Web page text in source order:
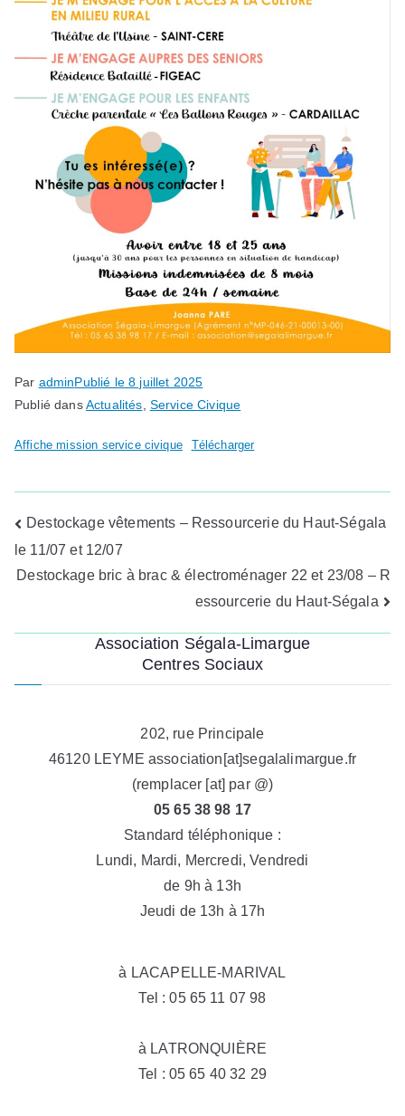
Par adminPublié le8 juillet 2025
Publié dansActualités Service Civique
Affiche mission service civique Télécharger
Navigation
de
Destockage vêtements – Ressourcerie du Haut-Ségala
le 11/07 et 12/07
Destockage bric à brac & électroménager 22 et 23/08 – R
essourcerie du Haut-Ségala
Association Ségala-Limargue
Centres Sociaux
202, rue Principale
46120 LEYME association[at]segalalimargue.fr
(remplacer [at] par @)
05 65 38 98 17
Standard téléphonique :
Lundi, Mardi, Mercredi, Vendredi
de 9h à 13h
Jeudi de 13h à 17h
à LACAPELLE-MARIVAL
Tel : 05 65 11 07 98
à LATRONQUIÈRE
Tel : 05 65 40 32 29